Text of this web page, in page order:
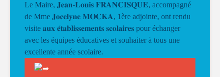
Le Maire, 𝐉𝐞𝐚𝐧-𝐋𝐨𝐮𝐢𝐬 𝐅𝐑𝐀𝐍𝐂𝐈𝐒𝐐𝐔𝐄, accompagné
de Mme 𝐉𝐨𝐜𝐞𝐥𝐲𝐧𝐞 𝐌𝐎𝐂𝐊𝐀, 1ère adjointe, ont rendu
visite 𝐚𝐮𝐱 𝐞́𝐭𝐚𝐛𝐥𝐢𝐬𝐬𝐞𝐦𝐞𝐧𝐭𝐬 𝐬𝐜𝐨𝐥𝐚𝐢𝐫𝐞𝐬 pour échanger
avec les équipes éducatives et souhaiter à tous une
excellente année scolaire.